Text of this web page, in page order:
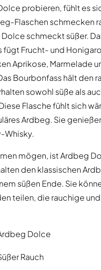
probieren, fühlt es
Flaschen schmecken
schmeckt süßer.
fügt Frucht- und
Aprikose, Marmelade
Bourbonfass hält den
sowohl süße als
Flasche fühlt sich
Ardbeg. Sie
Whisky.
mögen, ist Ardbeg
den klassischen
süßen Ende. Sie
teilen, die rauchige
Dolce
Rauch